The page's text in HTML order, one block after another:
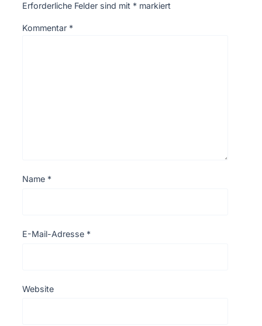
Erforderliche Felder sind mit * markiert
Kommentar *
Name *
E-Mail-Adresse *
Website